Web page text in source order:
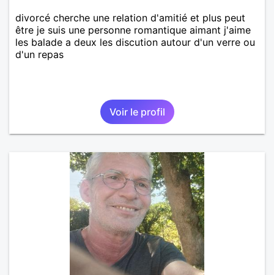
divorcé cherche une relation d'amitié et plus peut
être je suis une personne romantique aimant j'aime
les balade a deux les discution autour d'un verre ou
d'un repas
Voir le profil